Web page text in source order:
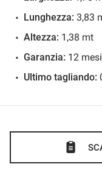
Lunghezza: 3,83
Altezza: 1,38 mt
Garanzia: 12 mesi
Ultimo tagliando: